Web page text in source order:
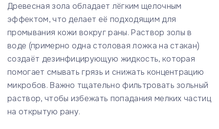
Древесная зола обладает лёгким щелочным
эффектом, что делает её подходящим для
промывания кожи вокруг раны. Раствор золы в
воде (примерно одна столовая ложка на стакан)
создаёт дезинфицирующую жидкость, которая
помогает смывать грязь и снижать концентрацию
микробов. Важно тщательно фильтровать зольный
раствор, чтобы избежать попадания мелких частиц
на открытую рану.